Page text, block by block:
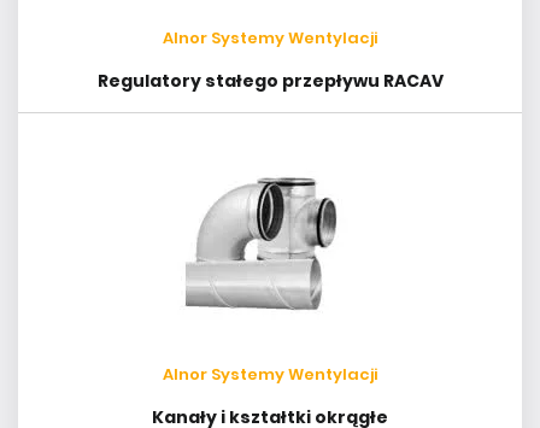
Alnor Systemy Wentylacji
Regulatory stałego przepływu RACAV
Alnor Systemy Wentylacji
Kanały i kształtki okrągłe